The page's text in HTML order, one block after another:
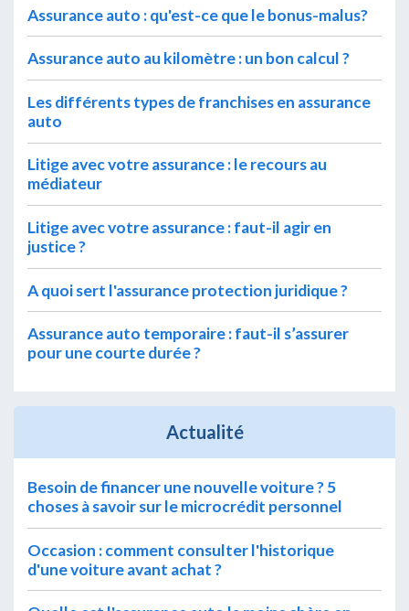
Assurance auto : qu'est-ce que le bonus-malus?
Assurance auto au kilomètre : un bon calcul ?
Les différents types de franchises en assurance
auto
Litige avec votre assurance : le recours au
médiateur
Litige avec votre assurance : faut-il agir en
justice ?
A quoi sert l'assurance protection juridique ?
Assurance auto temporaire : faut-il s’assurer
pour une courte durée ?
Actualité
Besoin de financer une nouvelle voiture ? 5
choses à savoir sur le microcrédit personnel
Occasion : comment consulter l'historique
d'une voiture avant achat ?